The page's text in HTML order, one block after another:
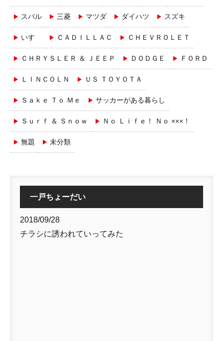
スバル 三菱 マツダ ダイハツ スズキ
いすゞ ＣＡＤＩＬＬＡＣ ＣＨＥＶＲＯＬＥＴ
ＣＨＲＹＳＬＥＲ ＆ ＪＥＥＰ ＤＯＤＧＥ ＦＯＲＤ
ＬＩＮＣＯＬＮ ＵＳ ＴＯＹＯＴＡ
Ｓａｋｅ Ｔｏ Ｍｅ サッカーがある暮らし
Ｓｕｒｆ ＆ Ｓｎｏｗ Ｎｏ Ｌｉｆｅ！ Ｎｏ ×××！
無題 未分類
一戸ちょーだい
2018/09/28
チラシに誘われていってみた